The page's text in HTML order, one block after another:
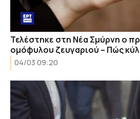
Τελέστηκε στη Νέα Σμύρνη ο
ομόφυλου ζευγαριού – Πώς
04/03 09:20